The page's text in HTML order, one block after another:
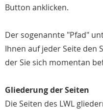
Button anklicken.
Der sogenannte "Pfad"
Ihnen auf jeder Seite den
der Sie sich momentan
Gliederung der Seiten
Die Seiten des LWL